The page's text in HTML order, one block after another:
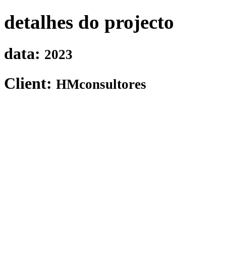
detalhes do projecto
data: 2023
Client: HMconsultores